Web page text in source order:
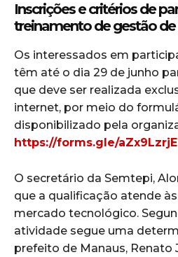
Inscrições e critérios de
treinamento de gestão de
Os interessados em
têm até o dia 29 de junho
que deve ser realizada
internet, por meio do
disponibilizado pela
https://forms.gle/
O secretário da Semtepi,
que a qualificação atende
mercado tecnológico.
atividade segue uma
prefeito de Manaus, Renato